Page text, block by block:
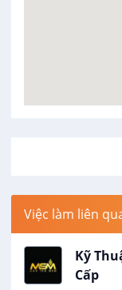
Việc làm liên
Kỹ
Cấp